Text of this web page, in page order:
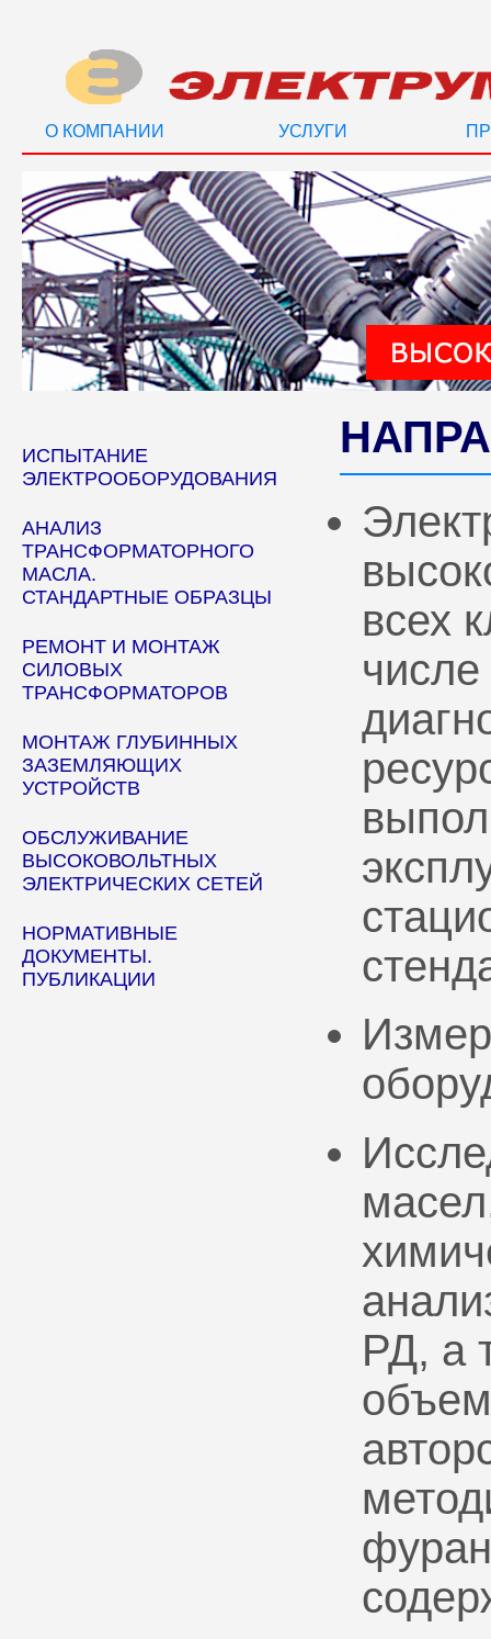
О КОМПАНИИ УСЛУГИ
ИСПЫТАНИЕ
ЭЛЕКТРООБОРУДОВАНИЯ
АНАЛИЗ
ТРАНСФОРМАТОРНОГО
МАСЛА.
СТАНДАРТНЫЕ ОБРАЗЦЫ
РЕМОНТ И МОНТАЖ
СИЛОВЫХ
ТРАНСФОРМАТОРОВ
МОНТАЖ ГЛУБИННЫХ
ЗАЗЕМЛЯЮЩИХ
УСТРОЙСТВ
ОБСЛУЖИВАНИЕ
ВЫСОКОВОЛЬТНЫХ
ЭЛЕКТРИЧЕСКИХ СЕТЕЙ
НОРМАТИВНЫЕ
ДОКУМЕНТЫ.
ПУБЛИКАЦИИ
всех
РД, а